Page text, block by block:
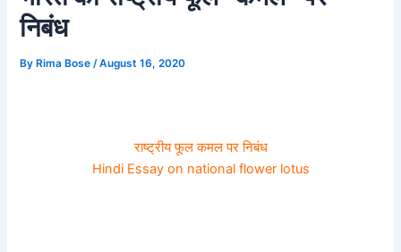
निबंध
By Rima Bose/August 16, 2020
राष्ट्रीय फूल कमल पर निबंध
Hindi Essay on national flower lotus